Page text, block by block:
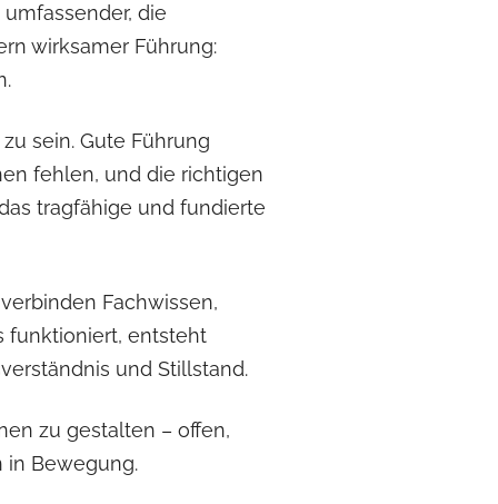
die
wirksamer Führung:
sein. Gute Führung
fehlen, und die richtigen
tragfähige und fundierte
Fachwissen,
funktioniert, entsteht
und Stillstand.
zu gestalten – offen,
in Bewegung.